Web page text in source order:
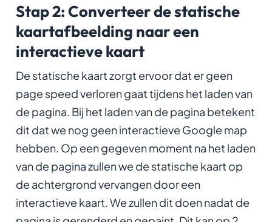
Stap 2: Converteer de statische
kaartafbeelding naar een
interactieve kaart
De statische kaart zorgt ervoor dat er geen
page speed verloren gaat tijdens het laden van
de pagina. Bij het laden van de pagina betekent
dit dat we nog geen interactieve Google map
hebben. Op een gegeven moment na het laden
van de pagina zullen we de statische kaart op
de achtergrond vervangen door een
interactieve kaart. We zullen dit doen nadat de